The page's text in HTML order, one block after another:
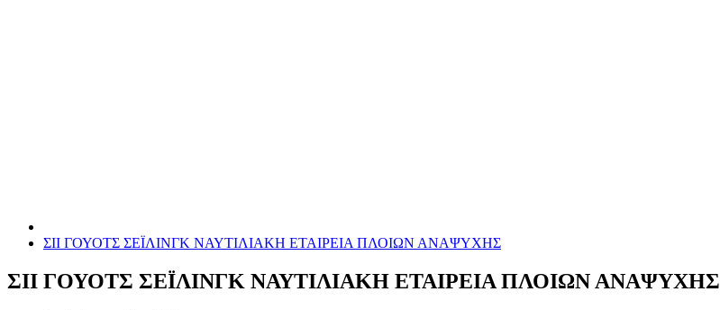
ΣΙΙ ΓΟΥΟΤΣ ΣΕΪΛΙΝΓΚ ΝΑΥΤΙΛΙΑΚΗ ΕΤΑΙΡΕΙΑ ΠΛΟΙΩΝ ΑΝΑΨΥΧΗΣ
ΣΙΙ ΓΟΥΟΤΣ ΣΕΪΛΙΝΓΚ ΝΑΥΤΙΛΙΑΚΗ ΕΤΑΙΡΕΙΑ ΠΛΟΙΩΝ ΑΝΑΨΥΧΗΣ